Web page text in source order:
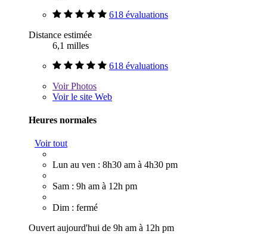
618 évaluations
Distance estimée
6,1 milles
618 évaluations
VoirPhotos
Voir le site Web
Heures normales
Voir tout
Lun au ven : 8h30 am à 4h30 pm
Sam : 9h am à 12h pm
Dim : fermé
Ouvert aujourd'hui de 9h am à 12h pm